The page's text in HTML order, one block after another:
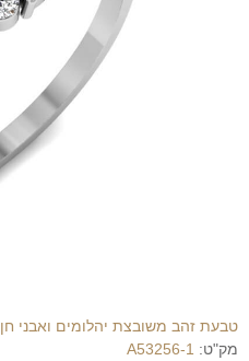
טבעת זהב משובצת יהלומים ואבני חן
מק"ט: A53256-1